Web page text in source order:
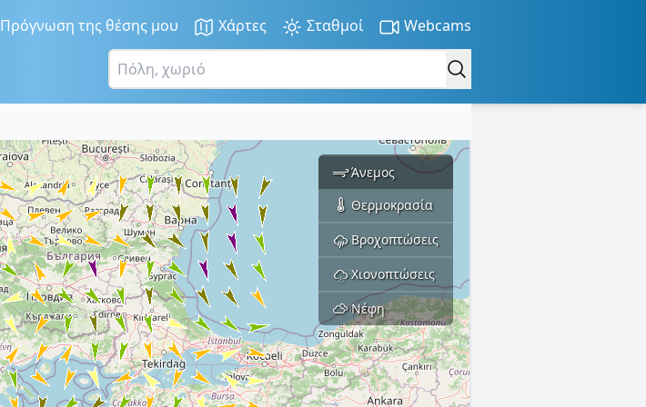
Πρόγνωση της θέσης μου Χάρτες Σταθμοί Webcams
Άνεμος
Θερμοκρασία
Βροχοπτώσεις
Χιονοπτώσεις
Νέφη